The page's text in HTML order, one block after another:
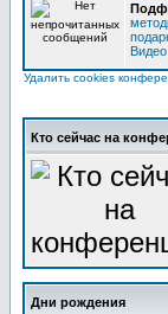
Удалить cookies
Кто сейчас на
Дни рождения